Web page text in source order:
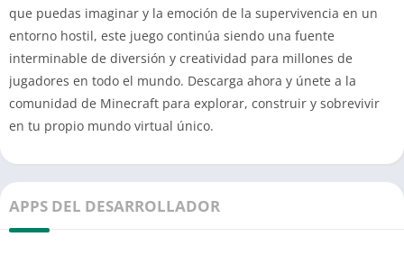
que puedas imaginar y la emoción de la supervivencia en un
entorno hostil, este juego continúa siendo una fuente
interminable de diversión y creatividad para millones de
jugadores en todo el mundo. Descarga ahora y únete a la
comunidad de Minecraft para explorar, construir y sobrevivir
en tu propio mundo virtual único.
APPS DEL DESARROLLADOR